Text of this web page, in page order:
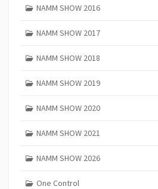
NAMM SHOW 2016
NAMM SHOW 2017
NAMM SHOW 2018
NAMM SHOW 2019
NAMM SHOW 2020
NAMM SHOW 2021
NAMM SHOW 2026
One Control